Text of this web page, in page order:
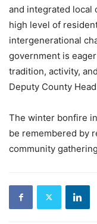
and integrated local
high level of
intergenerational
government is
tradition, activity,
Deputy County
The winter bonfire
be remembered by
community